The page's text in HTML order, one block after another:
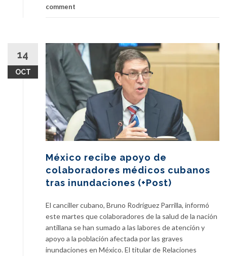
comment
14
OCT
México recibe apoyo de
colaboradores médicos cubanos
tras inundaciones (+Post)
El canciller cubano, Bruno Rodríguez Parrilla, informó
este martes que colaboradores de la salud de la nación
antillana se han sumado a las labores de atención y
apoyo a la población afectada por las graves
inundaciones en México. El titular de Relaciones